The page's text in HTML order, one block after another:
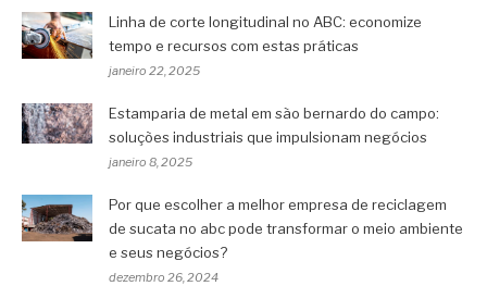
Linha de corte longitudinal no ABC: economize
tempo e recursos com estas práticas
janeiro 22, 2025
Estamparia de metal em são bernardo do campo:
soluções industriais que impulsionam negócios
janeiro 8, 2025
Por que escolher a melhor empresa de reciclagem
de sucata no abc pode transformar o meio ambiente
e seus negócios?
dezembro 26, 2024